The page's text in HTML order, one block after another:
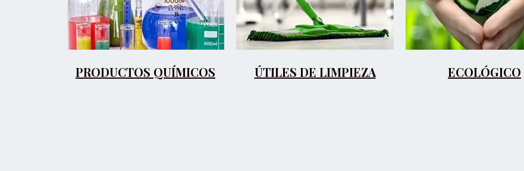
PRODUCTOS QUÍMICOS ÚTILES DE LIMPIEZA ECOLÓGICO